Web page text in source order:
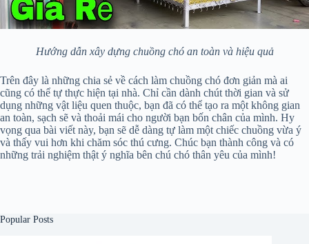
Hướng dẫn xây dựng chuồng chó an toàn và hiệu quả
Trên đây là những chia sẻ về cách làm chuồng chó đơn giản mà ai
cũng có thể tự thực hiện tại nhà. Chỉ cần dành chút thời gian và sử
dụng những vật liệu quen thuộc, bạn đã có thể tạo ra một không gian
an toàn, sạch sẽ và thoải mái cho người bạn bốn chân của mình. Hy
vọng qua bài viết này, bạn sẽ dễ dàng tự làm một chiếc chuồng vừa ý
và thấy vui hơn khi chăm sóc thú cưng. Chúc bạn thành công và có
những trải nghiệm thật ý nghĩa bên chú chó thân yêu của mình!
Popular Posts